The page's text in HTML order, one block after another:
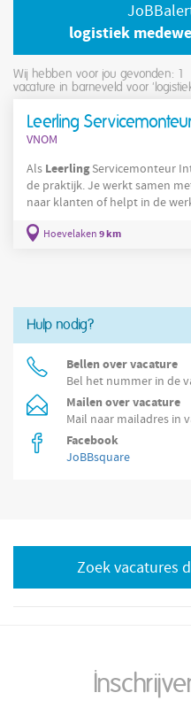
logistiek
Wij hebben voor jou gevonden: 1
vacature in barneveld voor
Leerling
VNOM
Als LeerlingServicemonteur
de praktijk. Je werkt samen
naar klanten of helpt in de
andere interne transportmiddelen. Jouw
Hoevelaken 9 km
Hulp nodig?
Bellen over vacature
Bel het nummer in de
Mailen over vacature
Mail naar mailadres in
Facebook
JoBBsquare
Zoek vacatures